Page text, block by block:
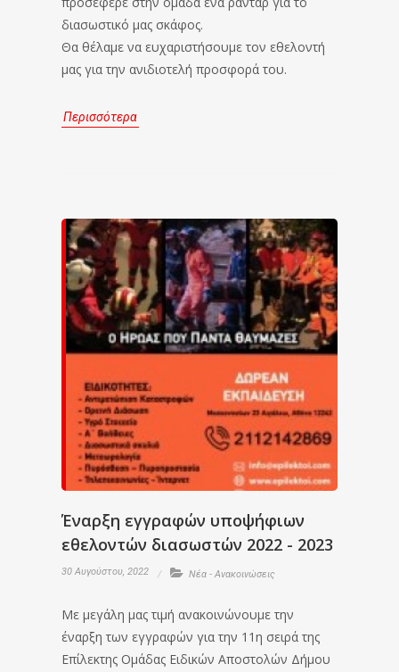
διασωστικό μας σκάφος.
Θα θέλαμε να ευχαριστήσουμε τον εθελοντή
μας για την ανιδιοτελή προσφορά του.
Περισσότερα
Έναρξη εγγραφών υποψήφιων
εθελοντών διασωστών 2022 - 2023
30 Αυγούστου, 2022 Νέα - Ανακοινώσεις
Με μεγάλη μας τιμή ανακοινώνουμε την
έναρξη των εγγραφών για την 11η σειρά της
Επίλεκτης Ομάδας Ειδικών Αποστολών Δήμου